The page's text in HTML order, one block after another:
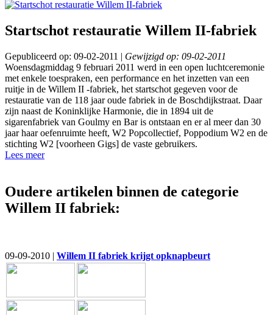
Startschot restauratie Willem II-fabriek
Gepubliceerd op: 09-02-2011 | Gewijzigd op: 09-02-2011
Woensdagmiddag 9 februari 2011 werd in een open luchtceremonie
met enkele toespraken, een performance en het inzetten van een
ruitje in de Willem II -fabriek, het startschot gegeven voor de
restauratie van de 118 jaar oude fabriek in de Boschdijkstraat. Daar
zijn naast de Koninklijke Harmonie, die in 1894 uit de
sigarenfabriek van Goulmy en Bar is ontstaan en er al meer dan 30
jaar haar oefenruimte heeft, W2 Popcollectief, Poppodium W2 en de
stichting W2 [voorheen Gigs] de vaste gebruikers.
Lees meer
Oudere artikelen binnen de categorie
Willem II fabriek:
09-09-2010 | Willem II fabriek krijgt opknapbeurt